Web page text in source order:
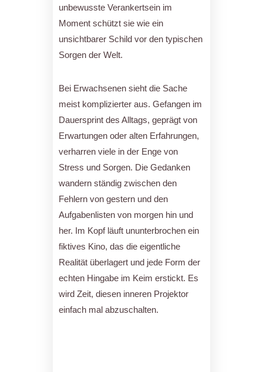
unbewusste Verankertsein im
Moment schützt sie wie ein
unsichtbarer Schild vor den typischen
Sorgen der Welt.
Bei Erwachsenen sieht die Sache
meist komplizierter aus. Gefangen im
Dauersprint des Alltags, geprägt von
Erwartungen oder alten Erfahrungen,
verharren viele in der Enge von
Stress und Sorgen. Die Gedanken
wandern ständig zwischen den
Fehlern von gestern und den
Aufgabenlisten von morgen hin und
her. Im Kopf läuft ununterbrochen ein
fiktives Kino, das die eigentliche
Realität überlagert und jede Form der
echten Hingabe im Keim erstickt. Es
wird Zeit, diesen inneren Projektor
einfach mal abzuschalten.